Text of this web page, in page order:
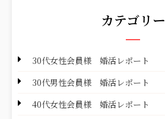
カテゴリー
30代女性会員様 婚活レポート
30代男性会員様 婚活レポート
40代女性会員様 婚活レポート